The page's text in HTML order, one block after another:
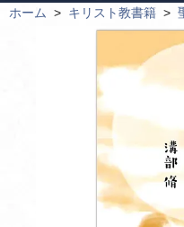
ホーム > キリスト教書籍 >